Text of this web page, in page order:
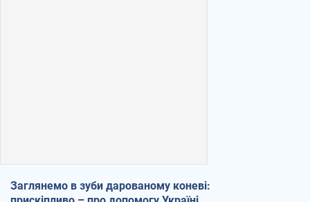
Заглянемо в зуби дарованому коневі: